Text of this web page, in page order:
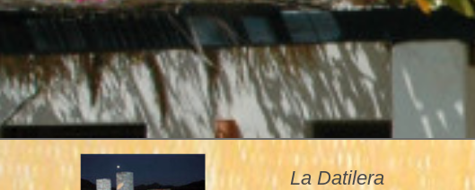
La Datilera